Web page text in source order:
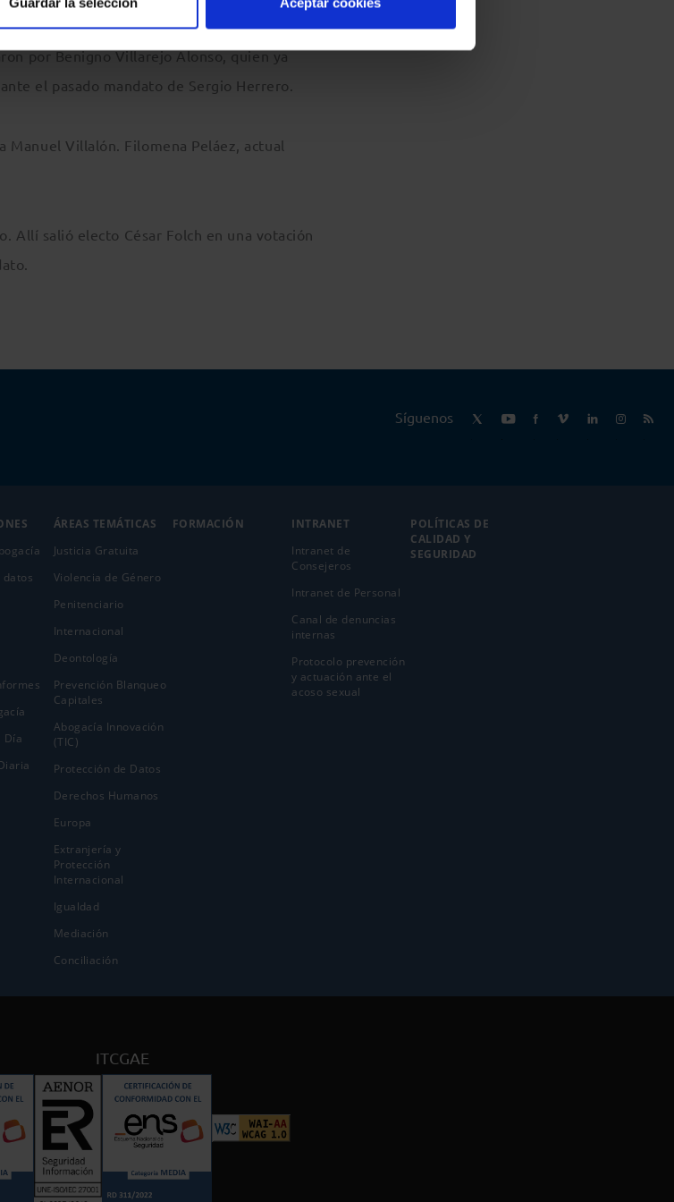
por Benigno Villarejo Alonso, quien ya
el pasado mandato de Sergio Herrero.
Villalón. Filomena Peláez, actual
Allí salió electo César Folch en una votación
Síguenos
datos
Día
ÁREAS TEMÁTICAS
Justicia Gratuita
Violencia de Género
Penitenciario
Internacional
Deontología
Prevención Blanqueo
Capitales
Abogacía Innovación
(TIC)
Protección de Datos
Derechos Humanos
Europa
Extranjería y
Protección
Internacional
Igualdad
Mediación
Conciliación
FORMACIÓN
INTRANET
Intranet de
Consejeros
Intranet de Personal
Canal de denuncias
internas
Protocolo prevención
y actuación ante el
acoso sexual
POLÍTICAS DE
CALIDAD Y
SEGURIDAD
ITCGAE